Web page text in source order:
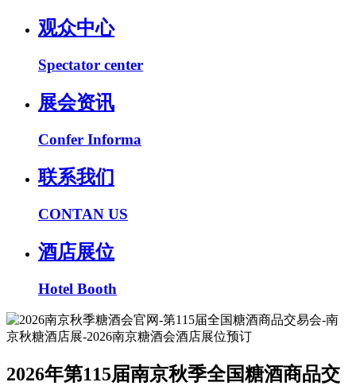
观众中心
Spectator center
展会资讯
Confer Informa
联系我们
CONTAN US
酒店展位
Hotel Booth
2026年第115届南京秋季全国糖酒商品交